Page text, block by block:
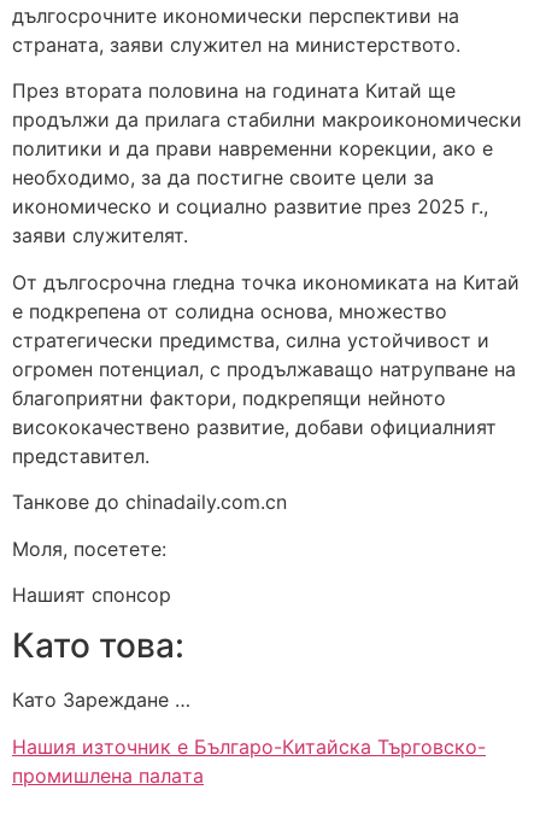
дългосрочните икономически перспективи на
страната, заяви служител на министерството.
През втората половина на годината Китай ще
продължи да прилага стабилни макроикономически
политики и да прави навременни корекции, ако е
необходимо, за да постигне своите цели за
икономическо и социално развитие през 2025 г.,
заяви служителят.
От дългосрочна гледна точка икономиката на Китай
е подкрепена от солидна основа, множество
стратегически предимства, силна устойчивост и
огромен потенциал, с продължаващо натрупване на
благоприятни фактори, подкрепящи нейното
висококачествено развитие, добави официалният
представител.
Танкове до chinadaily.com.cn
Моля, посетете:
Нашият спонсор
Като това:
Като Зареждане …
Нашия източник е Българо-Китайска Търговско-
промишлена палaта